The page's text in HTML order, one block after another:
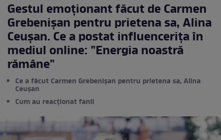
Gestul emoționant făcut de Carmen
Grebenișan pentru prietena sa, Alina
Ceușan. Ce a postat influencerița în
mediul online: "Energia noastră
rămâne"
Ce a făcut Carmen Grebenișan pentru prietena sa, Alina
Ceușan
Cum au reacționat fanii